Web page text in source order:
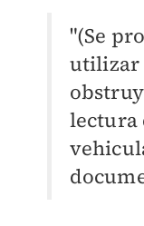
"(Se
utilizar
lectura